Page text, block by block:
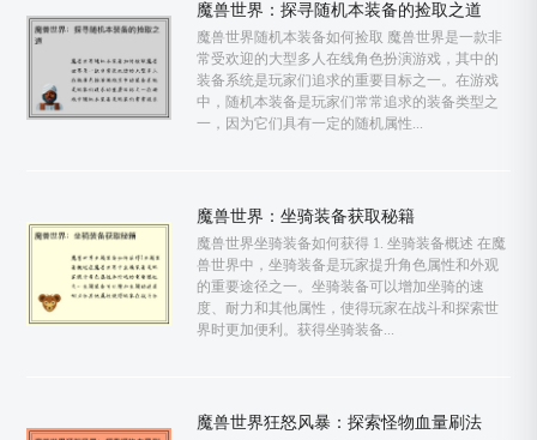
魔兽世界：探寻随机本装备的捡取之道
魔兽世界随机本装备如何捡取 魔兽世界是一款非
常受欢迎的大型多人在线角色扮演游戏，其中的
装备系统是玩家们追求的重要目标之一。在游戏
中，随机本装备是玩家们常常追求的装备类型之
一，因为它们具有一定的随机属性...
魔兽世界：坐骑装备获取秘籍
魔兽世界坐骑装备如何获得 1. 坐骑装备概述 在魔
兽世界中，坐骑装备是玩家提升角色属性和外观
的重要途径之一。坐骑装备可以增加坐骑的速
度、耐力和其他属性，使得玩家在战斗和探索世
界时更加便利。获得坐骑装备...
魔兽世界狂怒风暴：探索怪物血量刷法